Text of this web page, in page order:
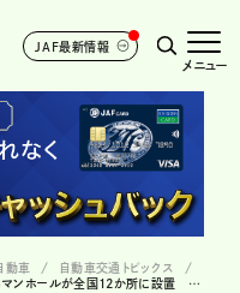
JAF最新情報
メニュー
動車
自動車交通トピックス
大谷翔平・ダルビッシュ有ら12選手を讃えるMLBマンホールが全国12か所に設置 ARでショートムービーも見られるプロジェクト始動